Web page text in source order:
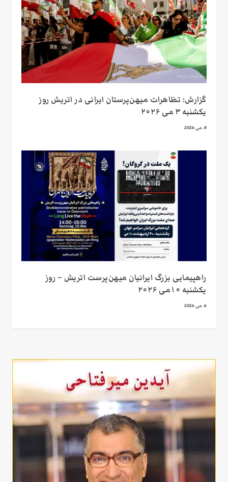
گزارش: تظاهرات میهن‌پرستان ایرانی در اتریش روز
یکشنبه ۳ می ۲۰۲۶
8. می 2026
راهپیمایی بزرگ ایرانیان میهن‌پرست اتریش – روز
یکشنبه ۱۰می ۲۰۲۶
6. می 2026